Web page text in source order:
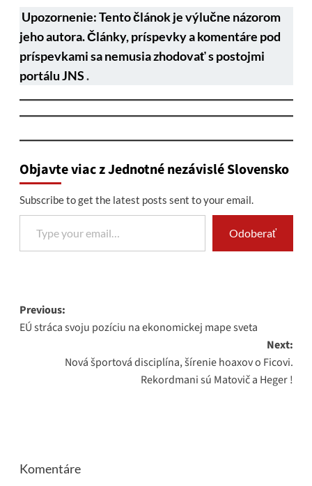
Upozornenie: Tento článok je výlučne názorom
jeho autora. Články, príspevky a komentáre pod
príspevkami sa nemusia zhodovať s postojmi
portálu JNS.
Objavte viac z Jednotné nezávislé Slovensko
Subscribe to get the latest posts sent to your email.
Type your email…
Odoberať
Post
navigation
Previous:
EÚ stráca svoju pozíciu na ekonomickej mape sveta
Next:
Nová športová disciplína, šírenie hoaxov o Ficovi.
Rekordmani sú Matovič a Heger !
Komentáre